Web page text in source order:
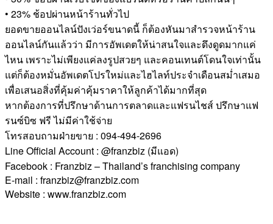
• 23% ช้อปผ่านหน้าร้านทั่วไป
ยอดขายออนไลน์ปังเว่อร์ขนาดนี้ ก็ต้องหันมาสำรวจหน้าร้าน
ออนไลน์กันแล้วว่า มีการอัพเดตให้น่าสนใจและดึงดูดมากแค่
ไหน เพราะไม่เพียงแค่ลงรูปสวยๆ และคอนเทนต์โดนใจเท่านั้น
แต่ก็ต้องหมั่นอัพเดตโปรใหม่และไฮไลท์ประจำเดือนสม่ำเสมอ
เพื่อเสนอสิ่งที่คุ้มค่าคุ้มราคาให้ลูกค้าได้มากที่สุด
หากต้องการที่ปรึกษาด้านการตลาดและแฟรนไชส์ ปรึกษาแฟ
รนซ์บิซ ฟรี ไม่มีค่าใช้จ่าย
โทรสอบถามฝ่ายขาย : 094-494-2696
Line Official Account : @franzbiz (มีแอด)
Facebook : Franzbiz – Thailand’s franchising company
E-mail : franzbiz@franzbiz.com
Website : www.franzbiz.com